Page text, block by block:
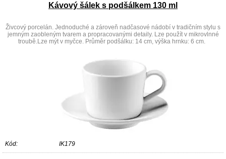
Kávový šálek s podšálkem 130 ml
Živcový porcelán. Jednoduché a zároveň nadčasové nádobí v tradičním stylu s
jemným zaobleným tvarem a propracovanými detaily. Lze použít v mikrovlnné
troubě.Lze mýt v myčce. Průměr podšálku: 14 cm, výška hrnku: 6 cm.
Kód: IK179